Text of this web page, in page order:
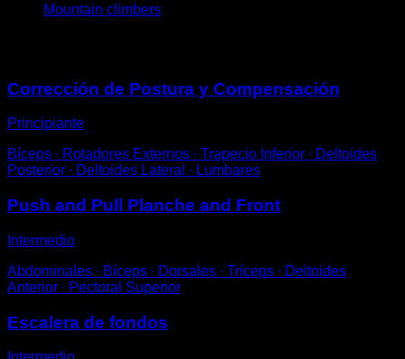
Mountain climbers
Corrección de Postura y Compensación
Principiante
Bíceps ∙ Rotadores Externos ∙ Trapecio Inferior ∙ Deltoides
Posterior ∙ Deltoides Lateral ∙ Lumbares
Push and Pull Planche and Front
Intermedio
Abdominales ∙ Bíceps ∙ Dorsales ∙ Tríceps ∙ Deltoides
Anterior ∙ Pectoral Superior
Escalera de fondos